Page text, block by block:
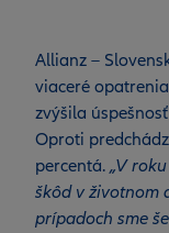
Allianz –
viaceré
zvýšila
Oproti
percentá. „V
škôd v životnom
prípadoch sme